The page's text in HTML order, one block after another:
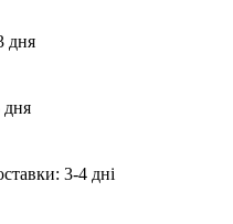
дня
дня
3-4 дні